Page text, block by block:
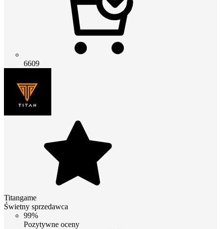
6609
Titangame
Świetny sprzedawca
99%
Pozytywne oceny